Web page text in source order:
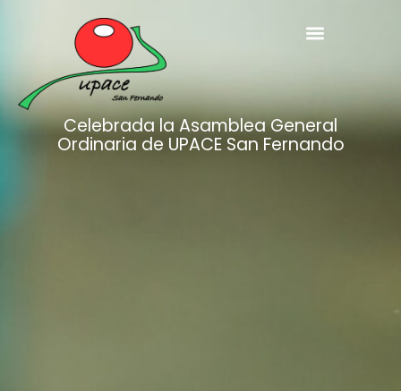
Celebrada la Asamblea General
Ordinaria de UPACE San Fernando